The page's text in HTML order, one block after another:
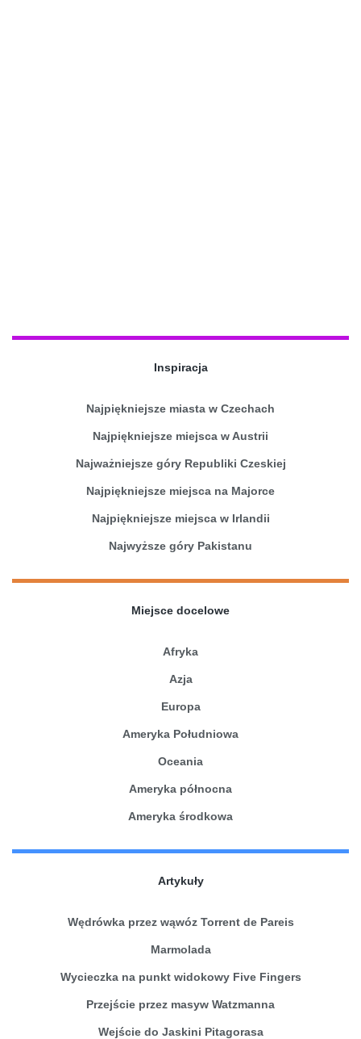
Inspiracja
Najpiękniejsze miasta w Czechach
Najpiękniejsze miejsca w Austrii
Najważniejsze góry Republiki Czeskiej
Najpiękniejsze miejsca na Majorce
Najpiękniejsze miejsca w Irlandii
Najwyższe góry Pakistanu
Miejsce docelowe
Afryka
Azja
Europa
Ameryka Południowa
Oceania
Ameryka północna
Ameryka środkowa
Artykuły
Wędrówka przez wąwóz Torrent de Pareis
Marmolada
Wycieczka na punkt widokowy Five Fingers
Przejście przez masyw Watzmanna
Wejście do Jaskini Pitagorasa